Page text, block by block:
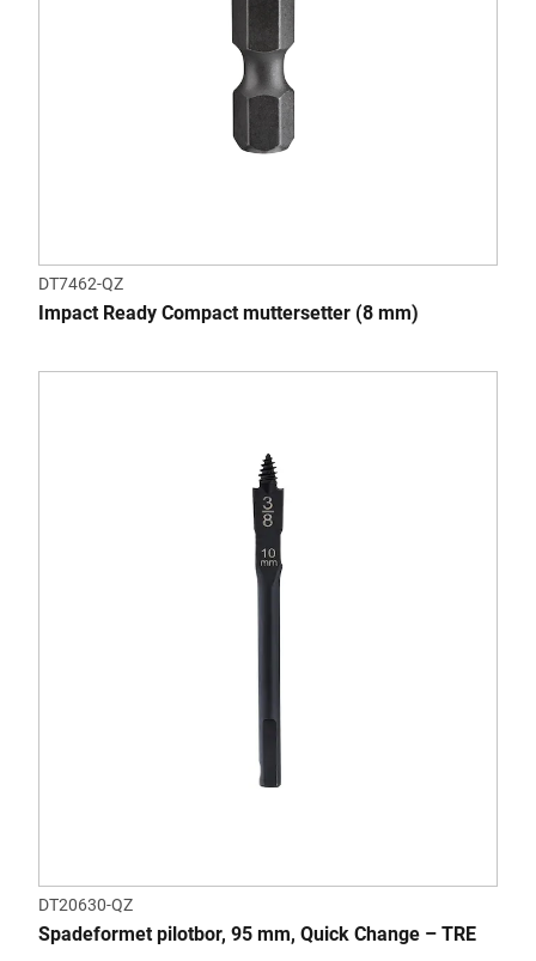
DT7462-QZ
Impact Ready Compact muttersetter (8 mm)
DT20630-QZ
Spadeformet pilotbor, 95 mm, Quick Change – TRE